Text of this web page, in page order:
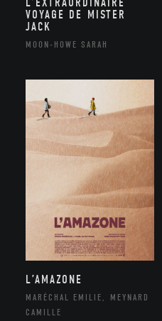
VOYAGE DE MISTER
JACK
MOON-HOWE SARAH
L’AMAZONE
MARÉCHAL EMILIE, MEYNARD
CAMILLE